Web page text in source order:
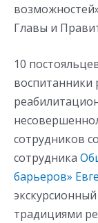
Главы и
10
воспитанники
сотрудников
сотрудника
барьеров»
традициями